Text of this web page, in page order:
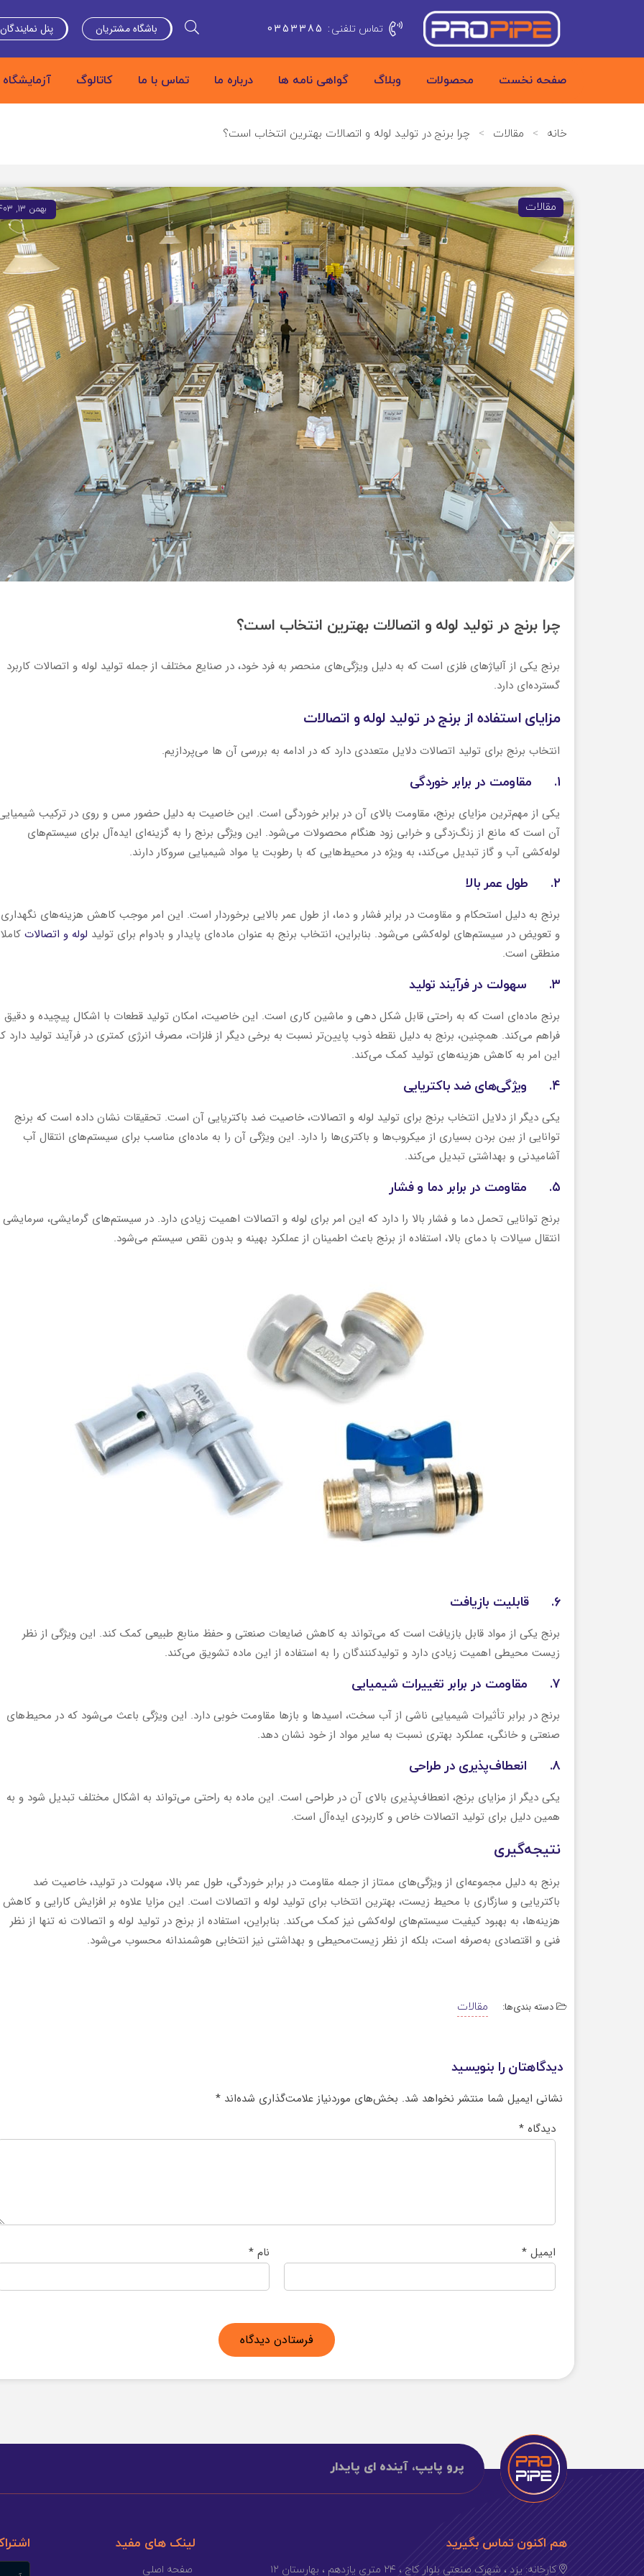
تماس تلفنی :
0353385 باشگاه مشتریان پنل نمایندگان
صفحه نخست محصولات وبلاگ گواهی نامه ها درباره ما تماس با ما کاتالوگ آزمایشگاه
خانه > مقالات > چرا برنج در تولید لوله و اتصالات بهترین انتخاب است؟
مقالات بهمن 13, 1403
چرا برنج در تولید لوله و اتصالات بهترین انتخاب است؟
برنج یکی از آلیاژهای فلزی است که به دلیل ویژگی‌های منحصر به ‌فرد خود، در صنایع مختلف از جمله تولید لوله و اتصالات کاربرد
گسترده‌ای دارد.
مزایای استفاده از برنج در تولید لوله و اتصالات
انتخاب برنج برای تولید اتصالات دلایل متعددی دارد که در ادامه به بررسی آن‌ ها می‌پردازیم.
۱. مقاومت در برابر خوردگی
یکی از مهم‌ترین مزایای برنج، مقاومت بالای آن در برابر خوردگی است. این خاصیت به دلیل حضور مس و روی در ترکیب
آن است که مانع از زنگ‌زدگی و خرابی زود هنگام محصولات می‌شود. این ویژگی برنج را به گزینه‌ای ایده‌آل برای سیستم‌های
لوله‌کشی آب و گاز تبدیل می‌کند، به ‌ویژه در محیط‌هایی که با رطوبت یا مواد شیمیایی سروکار دارند.
۲. طول عمر بالا
برنج به دلیل استحکام و مقاومت در برابر فشار و دما، از طول عمر بالایی برخوردار است. این امر موجب کاهش هزینه‌های نگهداری
و تعویض در سیستم‌های لوله‌کشی می‌شود. بنابراین، انتخاب برنج به ‌عنوان ماده‌ای پایدار و بادوام برای تولید لوله و اتصالات کاملا
منطقی است.
۳. سهولت در فرآیند تولید
برنج ماده‌ای است که به راحتی قابل شکل‌ دهی و ماشین‌ کاری است. این خاصیت، امکان تولید قطعات با اشکال پیچیده و دقیق
فراهم می‌کند. همچنین، برنج به دلیل نقطه ذوب پایین‌تر نسبت به برخی دیگر از فلزات، مصرف انرژی کمتری در فرآیند تولید دارد
این امر به کاهش هزینه‌های تولید کمک می‌کند.
۴. ویژگی‌های ضد باکتریایی
یکی دیگر از دلایل انتخاب برنج برای تولید لوله و اتصالات، خاصیت ضد باکتریایی آن است. تحقیقات نشان داده است که برنج
توانایی از بین بردن بسیاری از میکروب‌ها و باکتری‌ها را دارد. این ویژگی آن را به ماده‌ای مناسب برای سیستم‌های انتقال آب
آشامیدنی و بهداشتی تبدیل می‌کند.
۵. مقاومت در برابر دما و فشار
برنج توانایی تحمل دما و فشار بالا را دارد که این امر برای لوله و اتصالات اهمیت زیادی دارد. در سیستم‌های گرمایشی،
انتقال سیالات با دمای بالا، استفاده از برنج باعث اطمینان از عملکرد بهینه و بدون نقص سیستم می‌شود.
۶. قابلیت بازیافت
برنج یکی از مواد قابل بازیافت است که می‌تواند به کاهش ضایعات صنعتی و حفظ منابع طبیعی کمک کند. این ویژگی از نظر
زیست‌ محیطی اهمیت زیادی دارد و تولیدکنندگان را به استفاده از این ماده تشویق می‌کند.
۷. مقاومت در برابر تغییرات شیمیایی
برنج در برابر تأثیرات شیمیایی ناشی از آب سخت، اسیدها و بازها مقاومت خوبی دارد. این ویژگی باعث می‌شود که در محیط‌های
صنعتی و خانگی، عملکرد بهتری نسبت به سایر مواد از خود نشان دهد.
۸. انعطاف‌پذیری در طراحی
یکی دیگر از مزایای برنج، انعطاف‌پذیری بالای آن در طراحی است. این ماده به راحتی می‌تواند به اشکال مختلف تبدیل شود و به
همین دلیل برای تولید اتصالات خاص و کاربردی ایده‌آل است.
نتیجه‌گیری
برنج به دلیل مجموعه‌ای از ویژگی‌های ممتاز از جمله مقاومت در برابر خوردگی، طول عمر بالا، سهولت در تولید، خاصیت ضد
باکتریایی و سازگاری با محیط زیست، بهترین انتخاب برای تولید لوله و اتصالات است. این مزایا علاوه بر افزایش کارایی و کاهش
هزینه‌ها، به بهبود کیفیت سیستم‌های لوله‌کشی نیز کمک می‌کند. بنابراین، استفاده از برنج در تولید لوله و اتصالات نه تنها از نظر
فنی و اقتصادی به‌صرفه است، بلکه از نظر زیست‌محیطی و بهداشتی نیز انتخابی هوشمندانه محسوب می‌شود.
دسته بندی‌ها: مقالات
دیدگاهتان را بنویسید
نشانی ایمیل شما منتشر نخواهد شد. بخش‌های موردنیاز علامت‌گذاری شده‌اند *
دیدگاه *
نام * ایمیل *
سه راه تخت توپیچ پرسی سه راه تخت توپیچ دیواری پرسی
زانو چپقی با مهره تنظیم
پرو پایپ، آینده ای پایدار
هم اکنون تماس بگیرید
کارخانه: یزد ، شهرک صنعتی بلوار کاج ، ۲۴ متری یازدهم ، بهارستان ۱۲
لینک های مفید
صفحه اصلی